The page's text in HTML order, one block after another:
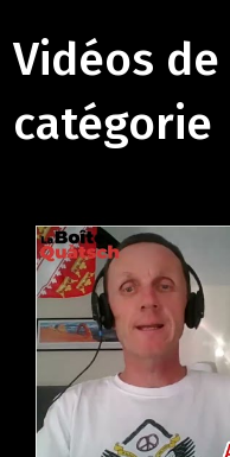
Vidéos
catégorie